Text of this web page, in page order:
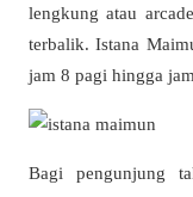
lengkung atau
terbalik. Istana
jam 8 pagi hingga
Bagi pengunjung